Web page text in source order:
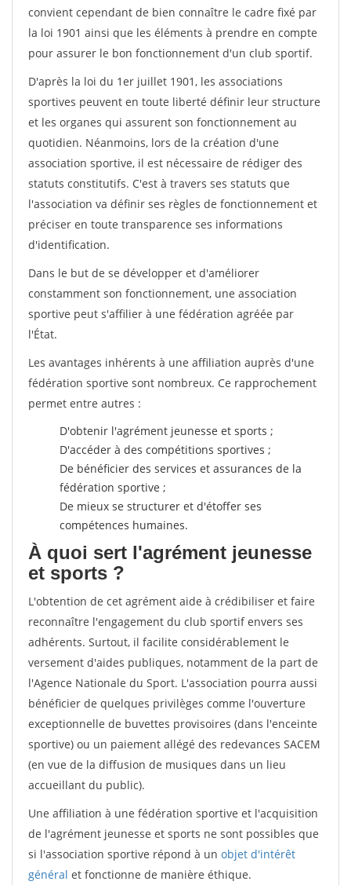
convient cependant de bien connaître le cadre fixé par
la loi 1901 ainsi que les éléments à prendre en compte
pour assurer le bon fonctionnement d'un club sportif.
D'après la loi du 1er juillet 1901, les associations
sportives peuvent en toute liberté définir leur structure
et les organes qui assurent son fonctionnement au
quotidien. Néanmoins, lors de la création d'une
association sportive, il est nécessaire de rédiger des
statuts constitutifs. C'est à travers ses statuts que
l'association va définir ses règles de fonctionnement et
préciser en toute transparence ses informations
d'identification.
Dans le but de se développer et d'améliorer
constamment son fonctionnement, une association
sportive peut s'affilier à une fédération agréée par
l'État.
Les avantages inhérents à une affiliation auprès d'une
fédération sportive sont nombreux. Ce rapprochement
permet entre autres :
D'obtenir l'agrément jeunesse et sports ;
D'accéder à des compétitions sportives ;
De bénéficier des services et assurances de la
fédération sportive ;
De mieux se structurer et d'étoffer ses
compétences humaines.
À quoi sert l'agrément jeunesse
et sports ?
L'obtention de cet agrément aide à crédibiliser et faire
reconnaître l'engagement du club sportif envers ses
adhérents. Surtout, il facilite considérablement le
versement d'aides publiques, notamment de la part de
l'Agence Nationale du Sport. L'association pourra aussi
bénéficier de quelques privilèges comme l'ouverture
exceptionnelle de buvettes provisoires (dans l'enceinte
sportive) ou un paiement allégé des redevances SACEM
(en vue de la diffusion de musiques dans un lieu
accueillant du public).
Une affiliation à une fédération sportive et l'acquisition
de l'agrément jeunesse et sports ne sont possibles que
si l'association sportive répond à un objet d'intérêt
général et fonctionne de manière éthique.